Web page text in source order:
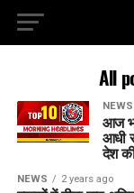
All
NEWS
आज
आधी
देश
NEWS 2 years ago